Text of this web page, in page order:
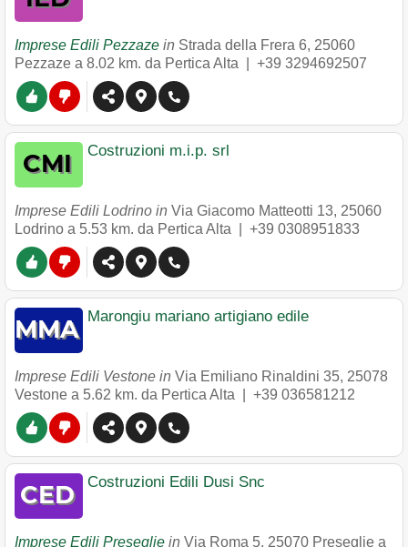
Imprese Edili Pezzaze in Strada della Frera 6, 25060
Pezzaze a 8.02 km. da Pertica Alta | +39 3294692507
Costruzioni m.i.p. srl
Imprese Edili Lodrino in Via Giacomo Matteotti 13, 25060
Lodrino a 5.53 km. da Pertica Alta | +39 0308951833
Marongiu mariano artigiano edile
Imprese Edili Vestone in Via Emiliano Rinaldini 35, 25078
Vestone a 5.62 km. da Pertica Alta | +39 036581212
Costruzioni Edili Dusi Snc
Imprese Edili Preseglie in Via Roma 5, 25070 Preseglie a